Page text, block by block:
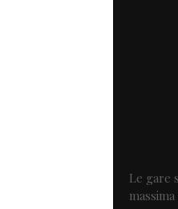
Le gare